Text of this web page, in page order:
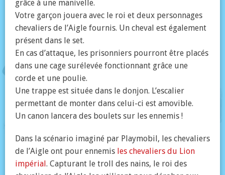
grâce à une manivelle.
Votre garçon jouera avec le roi et deux personnages
chevaliers de l’Aigle fournis. Un cheval est également
présent dans le set.
En cas d’attaque, les prisonniers pourront être placés
dans une cage surélevée fonctionnant grâce une
corde et une poulie.
Une trappe est située dans le donjon. L’escalier
permettant de monter dans celui-ci est amovible.
Un canon lancera des boulets sur les ennemis !
Dans la scénario imaginé par Playmobil, les chevaliers
de l’Aigle ont pour ennemis les chevaliers du Lion
impérial. Capturant le troll des nains, le roi des